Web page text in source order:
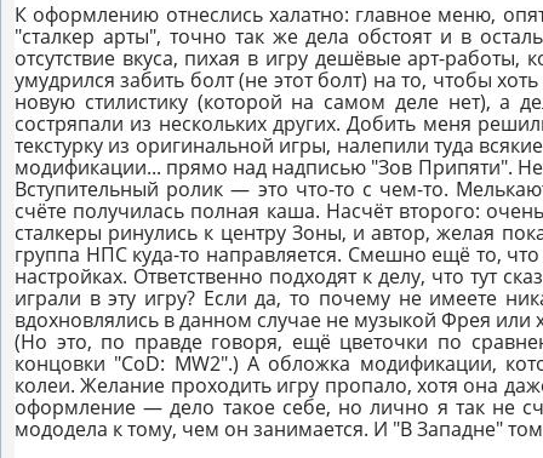
К оформлению отнеслись халатно: главное меню,
"сталкер арты", точно так же дела обстоят и в
отсутствие вкуса, пихая в игру дешёвые арт-
умудрился забить болт (не этот болт) на то, чтобы
новую стилистику (которой на самом деле нет), а
состряпали из нескольких других. Добить меня
текстурку из оригинальной игры, налепили туда
модификации... прямо над надписью "Зов Припяти". Не
Вступительный ролик — это что-то с чем-то.
счёте получилась полная каша. Насчёт второго:
сталкеры ринулись к центру Зоны, и автор, желая
группа НПС куда-то направляется. Смешно ещё то,
настройках. Ответственно подходят к делу, что тут
играли в эту игру? Если да, то почему не имеете
вдохновлялись в данном случае не музыкой Фрея или
(Но это, по правде говоря, ещё цветочки по
концовки "CoD: MW2".) А обложка модификации,
колеи. Желание проходить игру пропало, хотя она
оформление — дело такое себе, но лично я так не
мододела к тому, чем он занимается. И "В Западне"